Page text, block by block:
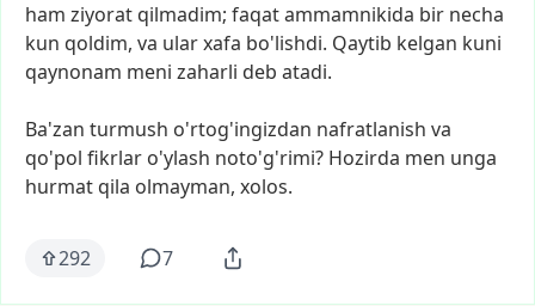
ham ziyorat qilmadim; faqatammamnikida bir necha
kun qoldim, va ularxafa bo'lishdi. Qaytib kelgan kuni
qaynonam meni zaharli deb atadi.
Ba'zan turmush o'rtog'ingizdan nafratlanish va
qo'pol fikrlar o'ylash noto'g'rimi? Hozirda men unga
hurmat qila olmayman, xolos.
292 7